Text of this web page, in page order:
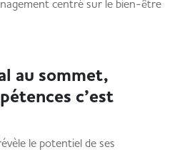
centré sur le bien-être
au sommet,
c’est
le potentiel de ses